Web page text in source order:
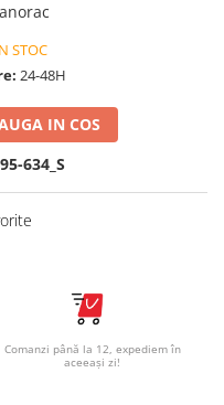
STOC
24-48H
IN COS
634_S
Comanzi până la 12, expediem în
aceeași zi!